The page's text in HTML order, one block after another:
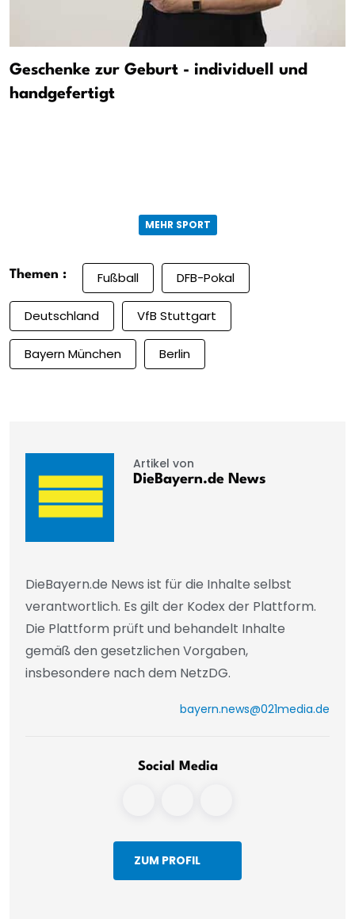
Geschenke zur Geburt - individuell und
handgefertigt
MEHR SPORT
Themen : Fußball DFB-Pokal
Deutschland VfB Stuttgart
Bayern München Berlin
Artikel von
DieBayern.de News
DieBayern.de News ist für die Inhalte selbst
verantwortlich. Es gilt der Kodex der Plattform.
Die Plattform prüft und behandelt Inhalte
gemäß den gesetzlichen Vorgaben,
insbesondere nach dem NetzDG.
bayern.news@021media.de
Social Media
ZUM PROFIL